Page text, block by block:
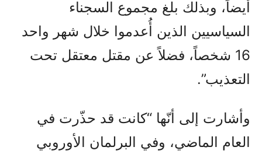
أيضاً، وبذلك بلغ مجموع السجناء
السياسيين الذين أُعدموا خلال شهر واحد
16 شخصاً، فضلاً عن مقتل معتقل تحت
التعذيب”.
وأشارت إلى أنّها “كانت قد حذّرت في
العام الماضي، وفي البرلمان الأوروبي